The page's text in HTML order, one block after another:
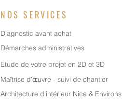
NOS SERVICES
Diagnostic avant achat
Démarches administratives
Etude de votre projet en 2D et 3D
Maîtrise d'ɶuvre - suivi de chantier
Architecture d'intérieur Nice & Environs